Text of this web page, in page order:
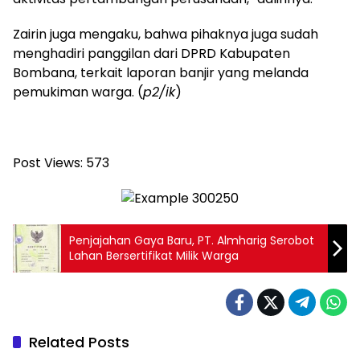
Zairin juga mengaku, bahwa pihaknya juga sudah
menghadiri panggilan dari DPRD Kabupaten
Bombana, terkait laporan banjir yang melanda
pemukiman warga. (p2/ik)
Post Views: 573
Penjajahan Gaya Baru, PT. Almharig Serobot
Lahan Bersertifikat Milik Warga
Related Posts